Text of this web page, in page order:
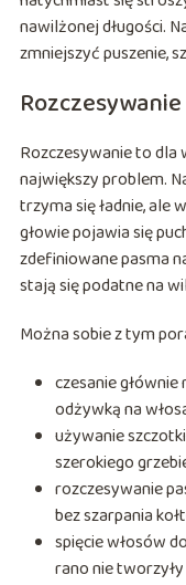
nawilżonej długości.
zmniejszyć puszenie,
Rozczesywanie to dla
największy problem.
trzyma się ładnie, ale
głowie pojawia się
zdefiniowane pasma
stają się podatne na
Można sobie z tym
czesanie
odżywką na
używanie
szerokiego
rozczesywanie
bez szarpania
spięcie włosów
rano nie tworzyły